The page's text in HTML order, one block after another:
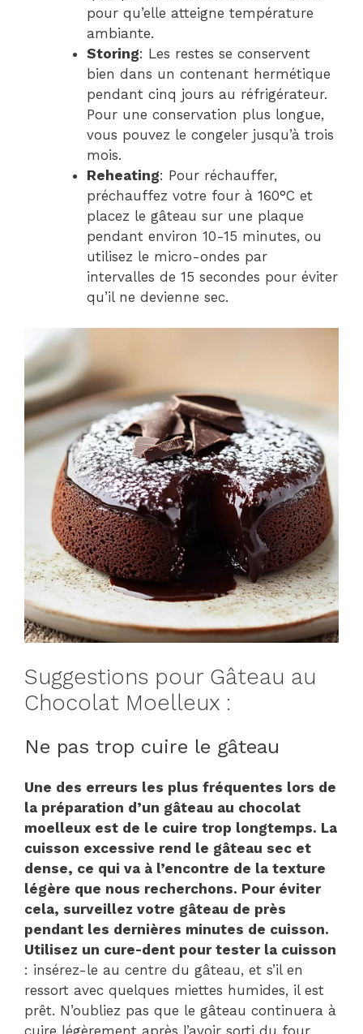
pour qu’elle atteigne température
ambiante.
Storing: Les restes se conservent
bien dans un contenant hermétique
pendant cinq jours au réfrigérateur.
Pour une conservation plus longue,
vous pouvez le congeler jusqu’à trois
mois.
Reheating: Pour réchauffer,
préchauffez votre four à 160°C et
placez le gâteau sur une plaque
pendant environ 10-15 minutes, ou
utilisez le micro-ondes par
intervalles de 15 secondes pour éviter
qu’il ne devienne sec.
Suggestions pour Gâteau au
Chocolat Moelleux :
Ne pas trop cuire le gâteau
Une des erreurs les plus fréquentes lors de
la préparation d’un gâteau au chocolat
moelleux est de le cuire trop longtemps. La
cuisson excessive rend le gâteau sec et
dense, ce qui va à l’encontre de la texture
légère que nous recherchons. Pour éviter
cela, surveillez votre gâteau de près
pendant les dernières minutes de cuisson.
Utilisez un cure-dent pour tester la cuisson
: insérez-le au centre du gâteau, et s’il en
ressort avec quelques miettes humides, il est
prêt. N’oubliez pas que le gâteau continuera à
cuire légèrement après l’avoir sorti du four,